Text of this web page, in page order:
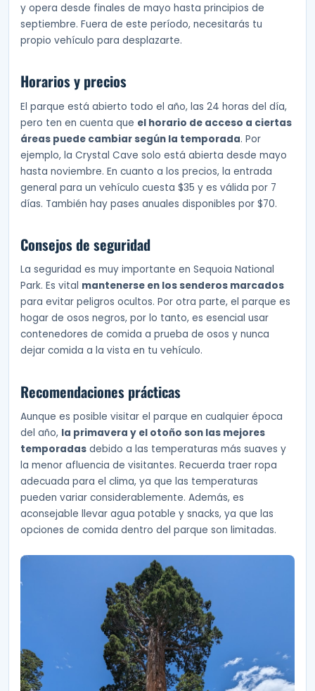
y opera desde finales de mayo hasta principios de
septiembre. Fuera de este período, necesitarás tu
propio vehículo para desplazarte.
Horarios y precios
El parque está abierto todo el año, las 24 horas del día,
pero ten en cuenta que el horario de acceso a ciertas
áreas puede cambiar según la temporada. Por
ejemplo, la Crystal Cave solo está abierta desde mayo
hasta noviembre. En cuanto a los precios, la entrada
general para un vehículo cuesta $35 y es válida por 7
días. También hay pases anuales disponibles por $70.
Consejos de seguridad
La seguridad es muy importante en Sequoia National
Park. Es vital mantenerse en los senderos marcados
para evitar peligros ocultos. Por otra parte, el parque es
hogar de osos negros, por lo tanto, es esencial usar
contenedores de comida a prueba de osos y nunca
dejar comida a la vista en tu vehículo.
Recomendaciones prácticas
Aunque es posible visitar el parque en cualquier época
del año, la primavera y el otoño son las mejores
temporadas debido a las temperaturas más suaves y
la menor afluencia de visitantes. Recuerda traer ropa
adecuada para el clima, ya que las temperaturas
pueden variar considerablemente. Además, es
aconsejable llevar agua potable y snacks, ya que las
opciones de comida dentro del parque son limitadas.